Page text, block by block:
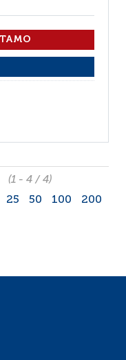
(1 - 4 / 4)
25 50 100 200